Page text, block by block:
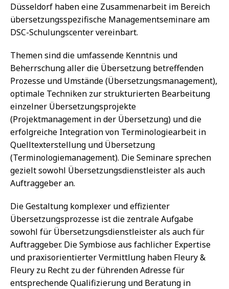
Düsseldorf haben eine Zusammenarbeit im Bereich
übersetzungsspezifische Managementseminare am
DSC-Schulungscenter vereinbart.
Themen sind die umfassende Kenntnis und
Beherrschung aller die Übersetzung betreffenden
Prozesse und Umstände (Übersetzungsmanagement),
optimale Techniken zur strukturierten Bearbeitung
einzelner Übersetzungsprojekte
(Projektmanagement in der Übersetzung) und die
erfolgreiche Integration von Terminologiearbeit in
Quelltexterstellung und Übersetzung
(Terminologiemanagement). Die Seminare sprechen
gezielt sowohl Übersetzungsdienstleister als auch
Auftraggeber an.
Die Gestaltung komplexer und effizienter
Übersetzungsprozesse ist die zentrale Aufgabe
sowohl für Übersetzungsdienstleister als auch für
Auftraggeber. Die Symbiose aus fachlicher Expertise
und praxisorientierter Vermittlung haben Fleury &
Fleury zu Recht zu der führenden Adresse für
entsprechende Qualifizierung und Beratung in